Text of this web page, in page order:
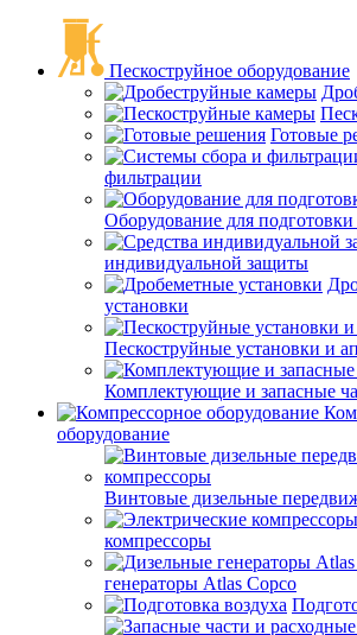
Пескоструйное оборудование
Готовые
фильтрации
Оборудование для подготовки
индивидуальной защиты
установки
Пескоструйные установки и
Комплектующие и запасные
оборудование
Винтовые дизельные
компрессоры
генераторы Atlas Copco